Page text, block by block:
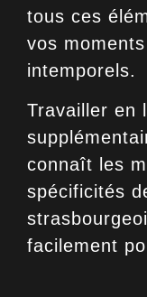
tous ces
vos
intemporels.
Travailler en
connaît les
spécificités
facilement